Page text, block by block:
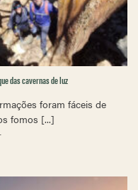
das cavernas de luz
foram fáceis de
fomos [...]